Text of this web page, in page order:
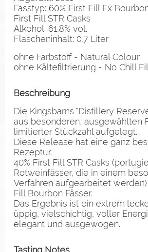
Fasstyp: 60% First Fill Ex
First Fill STR Casks
Alkohol: 61,8% vol.
Flascheninhalt: 0,7 Liter
ohne Farbstoff - Natural Colour
ohne Kältefiltrierung - No Chill
Beschreibung
Die Kingsbarns "Distillery
aus besonderen, ausgewählten
limitierter Stückzahl aufgelegt.
Diese Release hat eine ganz
Rezeptur:
40% First Fill STR Casks
Rotweinfässer, die in einem
Verfahren aufgearbeitet
Fill Bourbon Fässer.
Das Ergebnis ist ein extrem
üppig, vielschichtig, voller
elegant und ausgewogen.
Tasting Notes